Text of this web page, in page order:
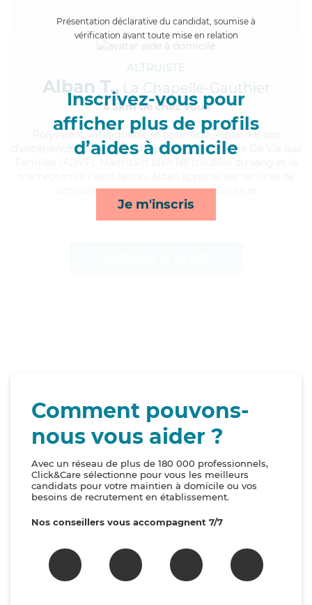
Présentation déclarative du candidat, soumise à
vérification avant toute mise en relation
Inscrivez-vous pour
afficher plus de profils
d’aides à domicile
Je m'inscris
ALTRUISTE
Alban T., La Chapelle-Gauthier
à 5km de chez Vous
, infatiguable et optimiste, Alban a 8 ans
d'expérience et possède un diplôme d'Assistante De Vie aux
activités, transports, compagnie/loisirs et
surveillance de nuit*
Comment pouvons-
nous vous aider ?
Avec un réseau de plus de 180 000 professionnels,
Click&Care sélectionne pour vous les meilleurs
candidats pour votre maintien à domicile ou vos
besoins de recrutement en établissement.
Nos conseillers vous accompagnent 7/7